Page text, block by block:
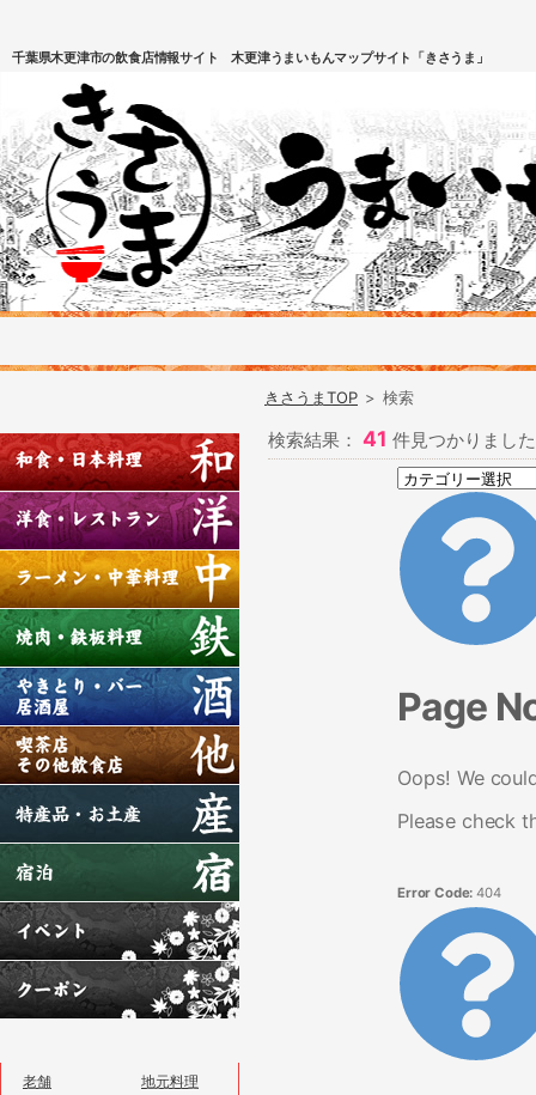
千葉県木更津市の飲食店情報サイト 木更津うまいもんマップサイト「きさうま」
老舗
地元料理
きさうまTOP > 検索
検索結果： 41 件見つかりまし
Page
Oops! We
Please check
Error Code: 404